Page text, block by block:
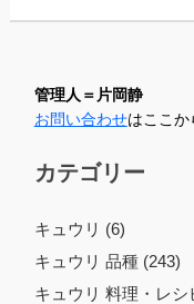
管理人＝片岡静
お問い合わせはここか
カテゴリー
キュウリ (6)
キュウリ 品種 (243)
キュウリ 料理・レシ